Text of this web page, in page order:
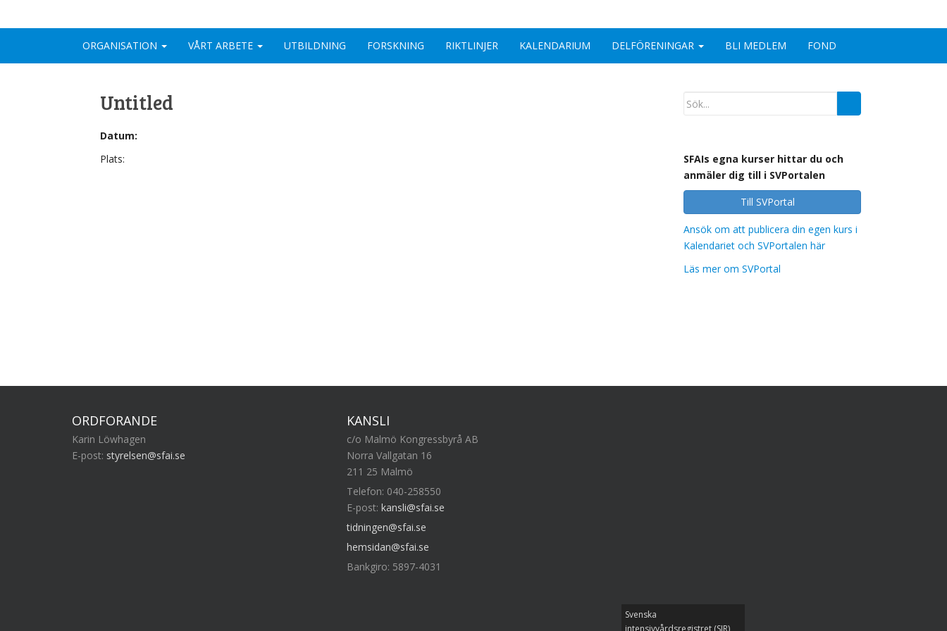
ORGANISATION VÅRT ARBETE UTBILDNING FORSKNING RIKTLINJER KALENDARIUM DELFÖRENINGAR BLI MEDLEM FOND
Untitled
Datum:
Plats:
SFAIs egna kurser hittar du och
anmäler dig till i SVPortalen
Till SVPortal
Ansök om att publicera din egen kurs i
Kalendariet och SVPortalen här
Läs mer om SVPortal
ORDFÖRANDE
Karin Löwhagen
E-post: styrelsen@sfai.se
KANSLI
c/o Malmö Kongressbyrå AB
Norra Vallgatan 16
211 25 Malmö
Telefon: 040-258550
E-post: kansli@sfai.se
tidningen@sfai.se
hemsidan@sfai.se
Bankgiro: 5897-4031
Svenska
intensivvårdsregistret (SIR)